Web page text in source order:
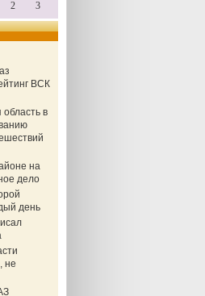
2 3
ВСК
в
на
дело
день
не